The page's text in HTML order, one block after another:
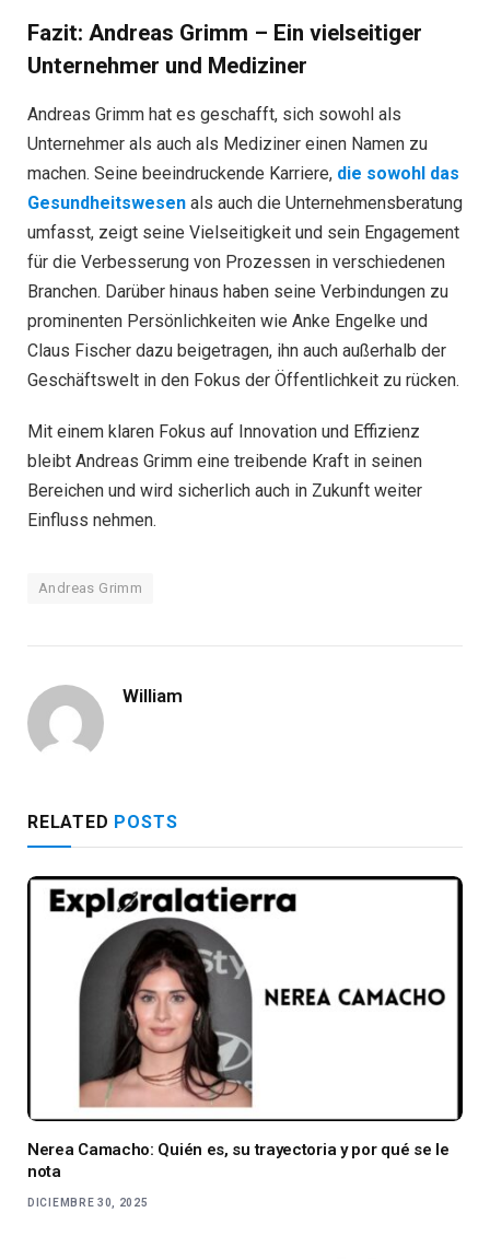
Fazit: Andreas Grimm – Ein vielseitiger
Unternehmer und Mediziner
Andreas Grimm hat es geschafft, sich sowohl als
Unternehmer als auch als Mediziner einen Namen zu
machen. Seine beeindruckende Karriere, die sowohl das
Gesundheitswesen als auch die Unternehmensberatung
umfasst, zeigt seine Vielseitigkeit und sein Engagement
für die Verbesserung von Prozessen in verschiedenen
Branchen. Darüber hinaus haben seine Verbindungen zu
prominenten Persönlichkeiten wie Anke Engelke und
Claus Fischer dazu beigetragen, ihn auch außerhalb der
Geschäftswelt in den Fokus der Öffentlichkeit zu rücken.
Mit einem klaren Fokus auf Innovation und Effizienz
bleibt Andreas Grimm eine treibende Kraft in seinen
Bereichen und wird sicherlich auch in Zukunft weiter
Einfluss nehmen.
Andreas Grimm
William
RELATED POSTS
Nerea Camacho: Quién es, su trayectoria y por qué se le
nota
DICIEMBRE 30, 2025